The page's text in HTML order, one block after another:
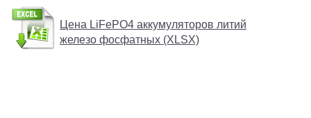
Цена LiFePO4 аккумуляторов литий
железо фосфатных (XLSX)